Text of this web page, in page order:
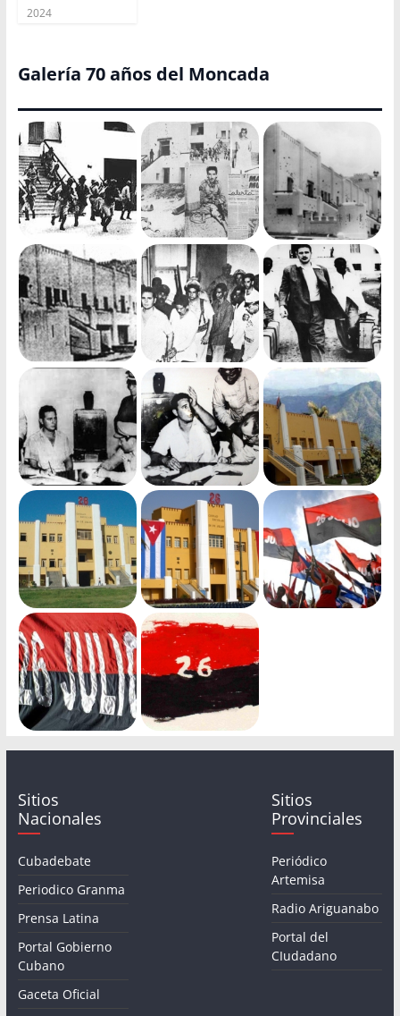
2024
Galería 70 años del Moncada
Sitios
Nacionales
Cubadebate
Periodico Granma
Prensa Latina
Portal Gobierno
Cubano
Gaceta Oficial
Sitios
Provinciales
Periódico
Artemisa
Radio Ariguanabo
Portal del
CIudadano